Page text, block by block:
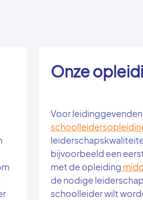
Onze
Voor
bijvoorbeeld een
met de opleiding
de nodige
schoolleider wilt